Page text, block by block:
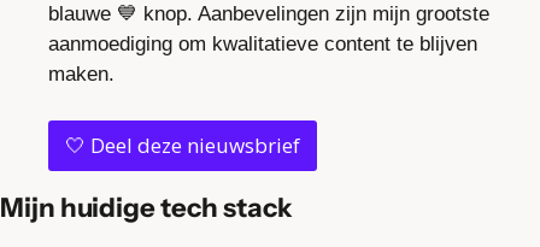
blauwe 💙 knop. Aanbevelingen zijn mijn grootste
aanmoediging om kwalitatieve content te blijven
maken.
🤍 Deel deze nieuwsbrief
Mijn huidige tech stack